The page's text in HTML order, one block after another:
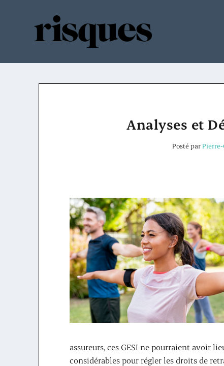
Analyses et
Posté par
assureurs, ces GESI ne pourraient avoir
considérables pour régler les droits de